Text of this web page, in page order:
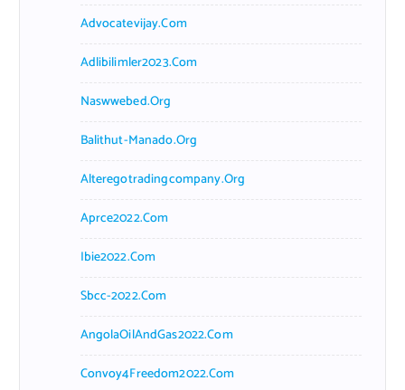
Advocatevijay.com
Adlibilimler2023.com
Naswwebed.org
Balithut-Manado.org
Alteregotradingcompany.org
Aprce2022.com
Ibie2022.com
Sbcc-2022.com
AngolaOilAndGas2022.com
Convoy4Freedom2022.com